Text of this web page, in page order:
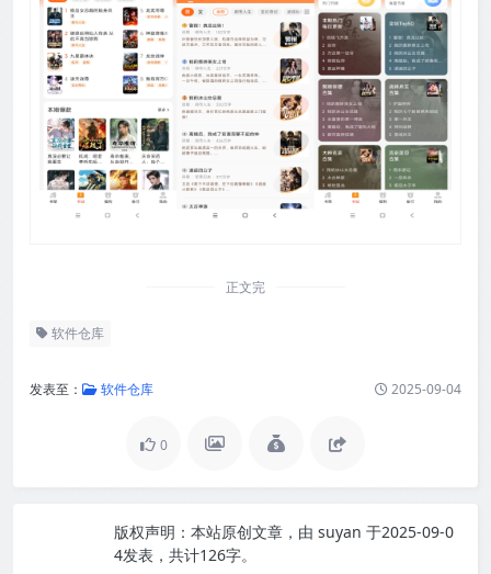
正文完
软件仓库
发表至： 软件仓库 2025-09-04
0
版权声明： 本站原创文章，由 suyan 于2025-09-0
4发表，共计126字。